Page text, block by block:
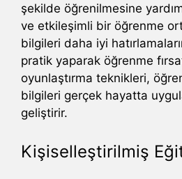
şekilde öğrenilmesine
ve etkileşimli bir öğrenme
bilgileri daha iyi
pratik yaparak öğrenme
oyunlaştırma teknikleri,
bilgileri gerçek hayatta
geliştirir.
Kişiselleştirilmiş